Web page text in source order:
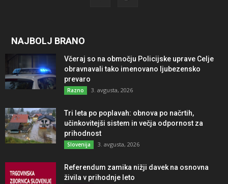
NAJBOLJ BRANO
Včeraj so na območju Policijske uprave Celje
obravnavali tako imenovano ljubezensko
prevaro
Razno 3. avgusta, 2026
Tri leta po poplavah: obnova po načrtih,
učinkovitejši sistem in večja odpornost za
prihodnost
Slovenija 3. avgusta, 2026
Referendum zamika nižji davek na osnovna
živila v prihodnje leto